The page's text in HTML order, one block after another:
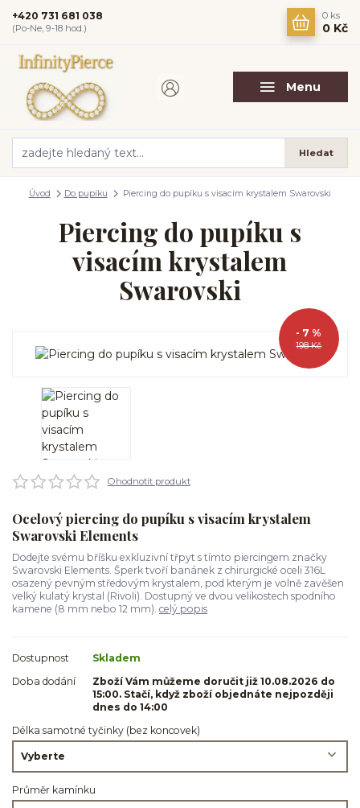
Menu
Hledat
+420 731 681 038
(Po-Ne, 9-18 hod.)
0 ks
0 Kč
Úvod Do pupíku Piercing do pupíku s visacím krystalem Swarovski
Piercing do pupíku s
visacím krystalem
Swarovski
198 Kč
- 7 %
Ohodnotit produkt
Ocelový piercing do pupíku s visacím krystalem
Swarovski Elements
Dodejte svému bříšku exkluzivní třpyt s tímto piercingem značky
Swarovski Elements. Šperk tvoří banánek z chirurgické oceli 316L
osazený pevným středovým krystalem, pod kterým je volně zavěšen
velký kulatý krystal (Rivoli). Dostupný ve dvou velikostech spodního
kamene (8 mm nebo 12 mm). celý popis
Dostupnost
Skladem
Doba dodání
Zboží Vám můžeme doručit již 10.08.2026 do
15:00. Stačí, když zboží objednáte nejpozději
dnes do 14:00
Délka samotné tyčinky (bez koncovek)
Průměr kamínku